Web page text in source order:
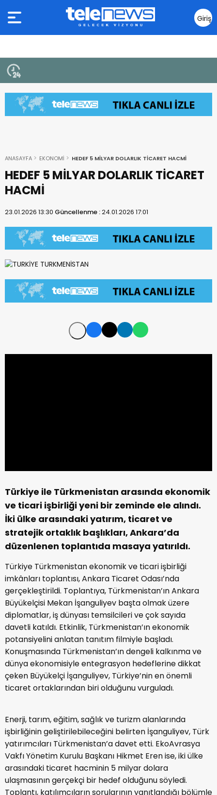
Giriş
Yap
ANASAYFA EKONOMİ HEDEF 5 MİLYAR DOLARLIK TİCARET HACMİ
HEDEF 5 MİLYAR DOLARLIK TİCARET
HACMİ
23.01.2026 13:30 Güncellenme :24.01.2026 17:01
Türkiye ile Türkmenistan arasında ekonomik
ve ticari işbirliği yeni bir zeminde ele alındı.
İki ülke arasındaki yatırım, ticaret ve
stratejik ortaklık başlıkları, Ankara’da
düzenlenen toplantıda masaya yatırıldı.
Türkiye Türkmenistan ekonomik ve ticari işbirliği
imkânları toplantısı, Ankara Ticaret Odası’nda
gerçekleştirildi. Toplantıya, Türkmenistan’ın Ankara
Büyükelçisi Mekan İşanguliyev başta olmak üzere
diplomatlar, iş dünyası temsilcileri ve çok sayıda
davetli katıldı. Etkinlik, Türkmenistan’ın ekonomik
potansiyelini anlatan tanıtım filmiyle başladı.
Konuşmasında Türkmenistan’ın dengeli kalkınma ve
dünya ekonomisiyle entegrasyon hedeflerine dikkat
çeken Büyükelçi İşanguliyev, Türkiye’nin en önemli
ticaret ortaklarından biri olduğunu vurguladı.
Enerji, tarım, eğitim, sağlık ve turizm alanlarında
işbirliğinin geliştirilebileceğini belirten İşanguliyev, Türk
yatırımcıları Türkmenistan’a davet etti. EkoAvrasya
Vakfı Yönetim Kurulu Başkanı Hikmet Eren ise, iki ülke
arasındaki ticaret hacminin 5 milyar dolara
ulaşmasının gerçekçi bir hedef olduğunu söyledi.
Toplantı, katılımcıların sorularının yanıtlandığı bölümle